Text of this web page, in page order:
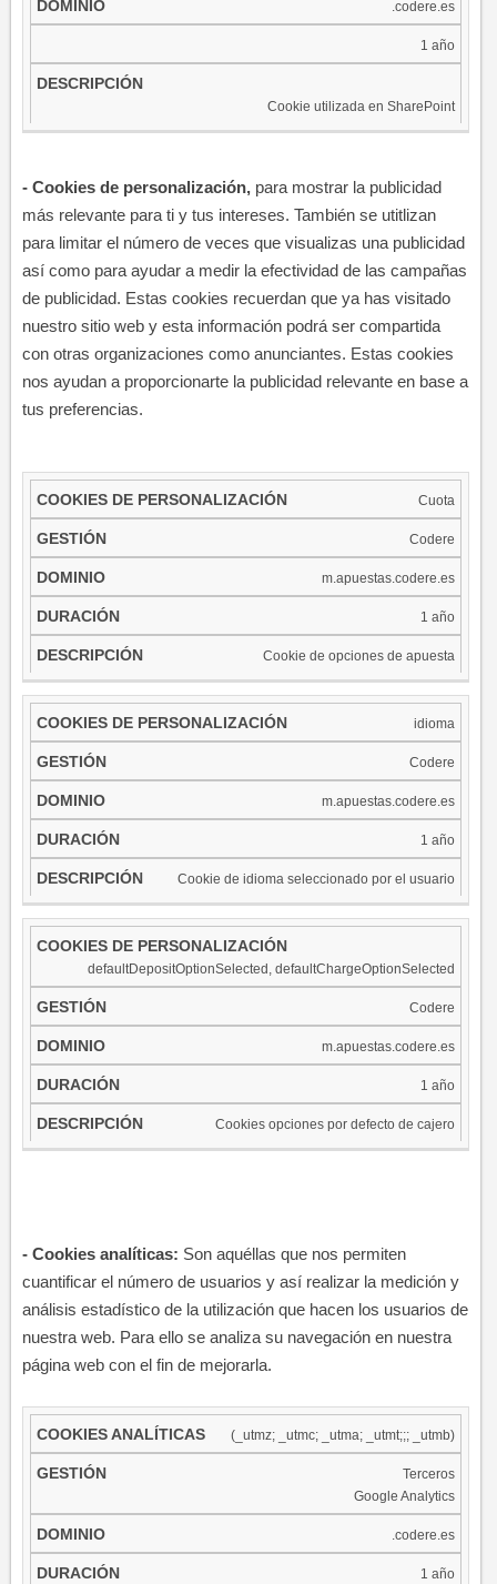
.codere.es
1 año
Cookie utilizada en SharePoint
- Cookies de personalización​, para mostrar la publicidad
más relevante para ti y tus intereses. También se utitlizan
para limitar el número de veces que visualizas una publicidad
así como para ayudar a medir la efectividad de las campañas
de publicidad. Estas cookies recuerdan que ya has visitado
nuestro sitio web y esta información podrá ser compartida
con otras organizaciones como anunciantes. Estas cookies
nos ayudan a proporcionarte la publicidad relevante en base a
tus preferencias.​
COOKIES DE
PERSONALIZACIÓN
GESTIÓN
Cuota
Codere
m.apuestas.codere.es
1 año
Cookie de opciones de apuesta
idioma
Codere
m.apuestas.codere.es
1 año
Cookie de idioma seleccionado por el usuario
​defaultDepositOptionSelected, defaultChargeOptionSelected
Codere
m.apuestas.codere.es
1 año
Cookies opciones por defecto de cajero
​- Cookies analíticas: Son aquéllas que nos permiten
cuantificar el número de usuarios y así realizar la medición y
análisis estadístico de la utilización que hacen los usuarios de
nuestra web. Para ello se analiza su navegación en nuestra
página web con el fin de mejorarla.​
COOKIES
ANALÍTICAS
GESTIÓN DOMINIO DURACIÓN
(_utmz; _utmc; _utma; _utmt;;; _utmb)
Terceros
Google Analytics
.codere.es
1 año